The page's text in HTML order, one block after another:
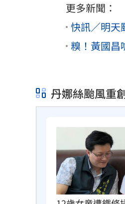
更多新聞：
快訊／明
糗！黃國昌
丹娜絲颱風重